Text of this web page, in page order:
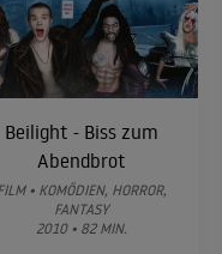
Beilight - Biss zum
Abendbrot
• KOMÖDIEN, HORROR,
FANTASY
2010 • 82 MIN.